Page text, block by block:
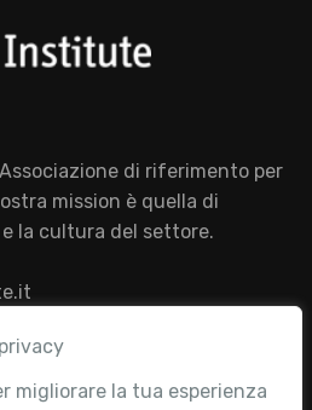
migliorare la tua esperienza
di riferimento per
mission è quella di
la cultura del settore.